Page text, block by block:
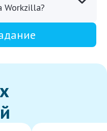
Workzilla?